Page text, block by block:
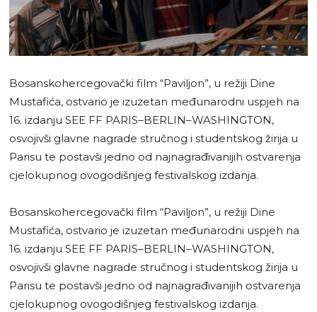
Bosanskohercegovački film “Paviljon”, u režiji Dine
Mustafića, ostvario je izuzetan međunarodni uspjeh na
16. izdanju SEE FF PARIS–BERLIN–WASHINGTON,
osvojivši glavne nagrade stručnog i studentskog žirija u
Parisu te postavši jedno od najnagrađivanijih ostvarenja
cjelokupnog ovogodišnjeg festivalskog izdanja.
Bosanskohercegovački film “Paviljon”, u režiji Dine
Mustafića, ostvario je izuzetan međunarodni uspjeh na
16. izdanju SEE FF PARIS–BERLIN–WASHINGTON,
osvojivši glavne nagrade stručnog i studentskog žirija u
Parisu te postavši jedno od najnagrađivanijih ostvarenja
cjelokupnog ovogodišnjeg festivalskog izdanja.